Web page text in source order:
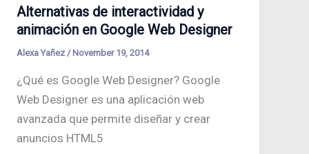
Alternativas de interactividad y
animación en Google Web Designer
Alexa Yañez/ November 19, 2014
¿Qué es Google Web Designer? Google
Web Designer es una aplicación web
avanzada que permite diseñar y crear
anuncios HTML5